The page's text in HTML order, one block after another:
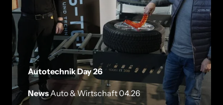
Autotechnik Day 26
NewsAuto & Wirtschaft 04.26